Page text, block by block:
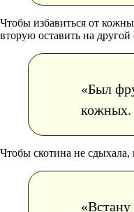
Чтобы избавиться от
вторую оставить на другой
«Был
кожных.
Чтобы скотина не сдыхала,